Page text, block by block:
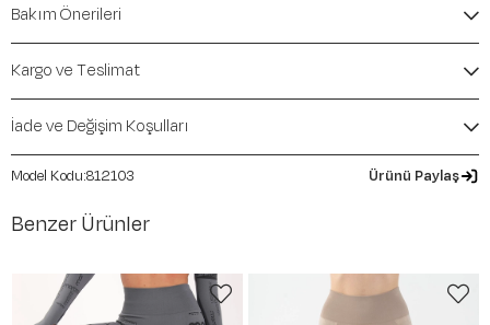
Kalıp / Form:
Mevsim:İlkbahar-Yaz
Bakım Önerileri
Kargo ve Teslimat
İade ve Değişim Koşulları
812103 Ürünü Paylaş
Benzer Ürünler